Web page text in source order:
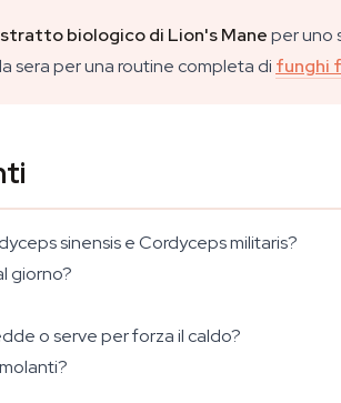
biologico di Lion's Maneper uno
sera per una routine completa di funghi
sinensis e Cordyceps militaris?
giorno?
o serve per forza il caldo?